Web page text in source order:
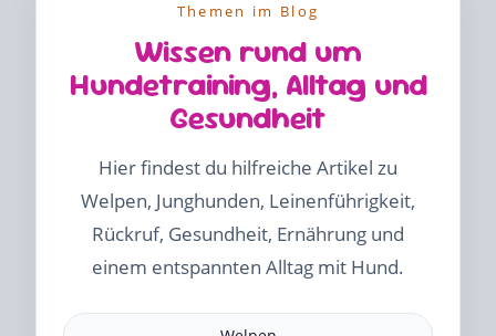
Themen im Blog
Wissen rund um
Hundetraining, Alltag und
Gesundheit
Hier findest du hilfreiche Artikel zu
Welpen, Junghunden, Leinenführigkeit,
Rückruf, Gesundheit, Ernährung und
einem entspannten Alltag mit Hund.